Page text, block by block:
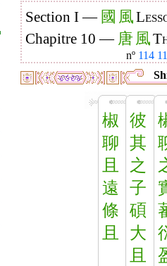
Section I — 國 風
Chapitre 10 — 唐 風
nº 114
椒
聊
且
遠
條
且
彼
其
之
子
碩
大
且